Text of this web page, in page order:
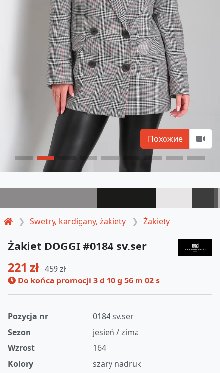
Swetry, kardigany, żakiety Żakiety
Похожие
Żakiet DOGGI #0184 sv.ser
221 zł 459 zł
Do końca promocji 3 d 10 g 56 m 01 s
Pozycja nr
0184 sv.ser
Sezon
jesień / zima
Wzrost
164
Kolory
szary nadruk